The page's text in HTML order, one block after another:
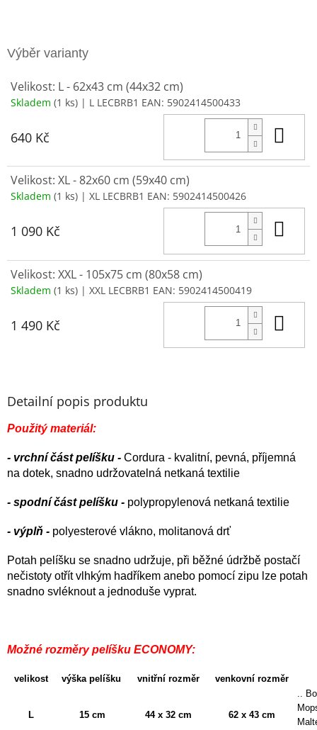
Velikost: L - 62x43 cm (44x32 cm)
Skladem (1 ks) | L LECBRB1 EAN: 5902414500433
640 Kč
Velikost: XL - 82x60 cm (59x40 cm)
Skladem (1 ks) | XL LECBRB1 EAN: 5902414500426
1 090 Kč
Velikost: XXL - 105x75 cm (80x58 cm)
Skladem (1 ks) | XXL LECBRB1 EAN: 5902414500419
1 490 Kč
Detailní popis produktu
Použitý materiál:
- vrchní část pelíšku - Cordura - kvalitní, pevná, příjemná
na dotek, snadno udržovatelná netkaná textilie
- spodní část pelíšku - polypropylenová netkaná textilie
- výplň - polyesterové vlákno, molitanová drť
Potah pelíšku se snadno udržuje, při běžné údržbě postačí
nečistoty otřít vlhkým hadříkem anebo pomocí zipu lze potah
snadno svléknout a jednoduše vyprat.
Možné rozměry pelíšku ECONOMY:
velikost výška pelíšku vnitřní rozměr venkovní rozměr
L 15 cm 44 x 32 cm 62 x 43 cm
..